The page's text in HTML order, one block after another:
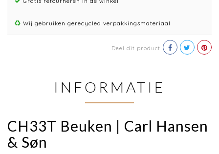
Wij gebruiken gerecycled verpakkingsmateriaal
Deel dit product
INFORMATIE
CH33T Beuken | Carl Hansen
& Søn